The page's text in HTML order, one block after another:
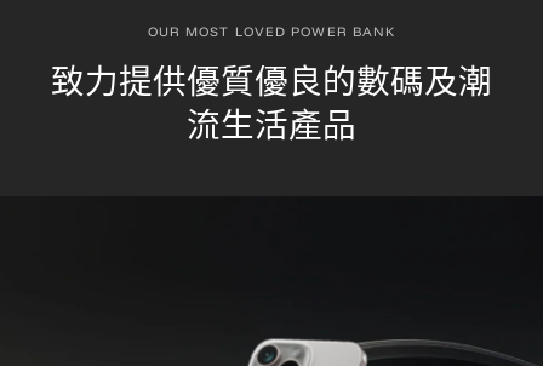
OUR MOST LOVED POWER BANK
致力提供優質優良的數碼及潮
流生活產品